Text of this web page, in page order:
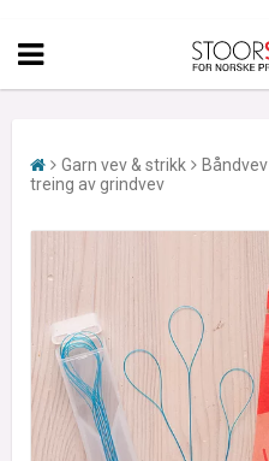
Garn vev & strikk Båndvev
treing av grindvev